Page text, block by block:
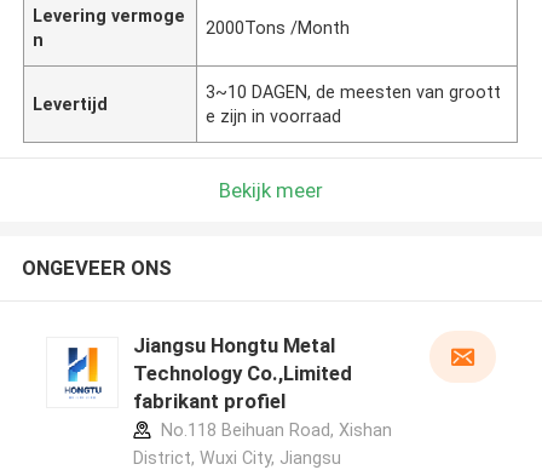
Levering vermoge
n
2000Tons /Month
Levertijd
3~10 DAGEN, de meesten van groott
e zijn in voorraad
Bekijk meer
ONGEVEER ONS
Jiangsu Hongtu Metal
Technology Co.,Limited
fabrikant profiel
No.118 Beihuan Road, Xishan
District, Wuxi City, Jiangsu